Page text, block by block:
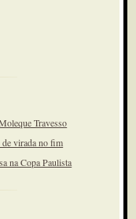
Travesso
de virada no fim
na Copa Paulista